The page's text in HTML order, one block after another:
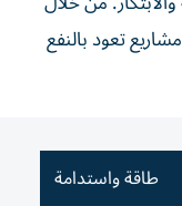
تعود بالنفع
طاقة واستدامة